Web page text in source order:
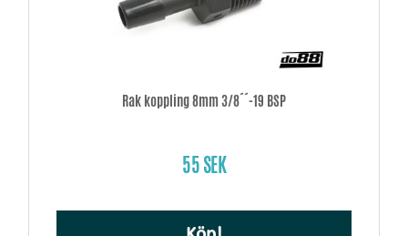
Rak koppling 8mm 3/8´´-19 BSP
55 SEK